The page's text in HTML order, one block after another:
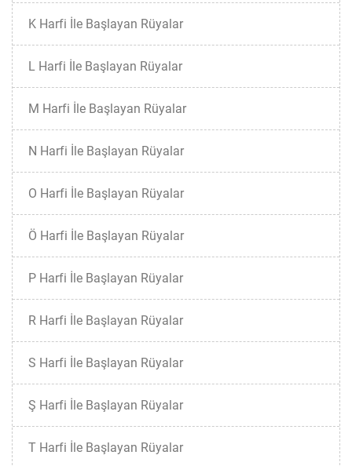
K Harfi İle Başlayan Rüyalar
L Harfi İle Başlayan Rüyalar
M Harfi İle Başlayan Rüyalar
N Harfi İle Başlayan Rüyalar
O Harfi İle Başlayan Rüyalar
Ö Harfi İle Başlayan Rüyalar
P Harfi İle Başlayan Rüyalar
R Harfi İle Başlayan Rüyalar
S Harfi İle Başlayan Rüyalar
Ş Harfi İle Başlayan Rüyalar
T Harfi İle Başlayan Rüyalar